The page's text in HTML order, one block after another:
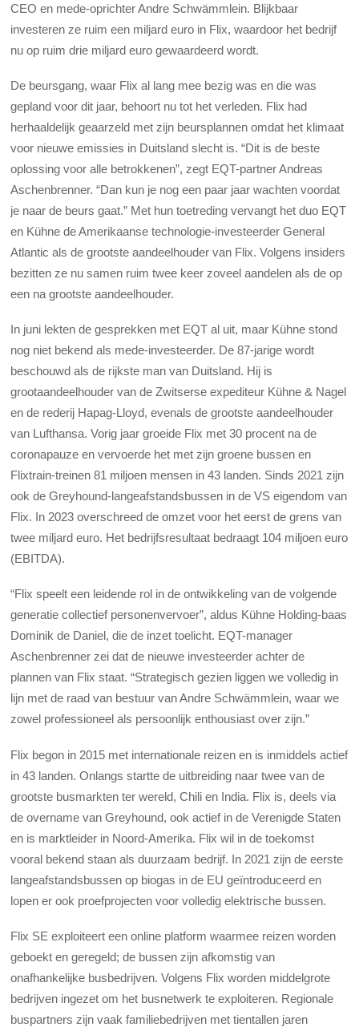
CEO en mede-oprichter Andre Schwämmlein. Blijkbaar
investeren ze ruim een miljard euro in Flix, waardoor het bedrijf
nu op ruim drie miljard euro gewaardeerd wordt.
De beursgang, waar Flix al lang mee bezig was en die was
gepland voor dit jaar, behoort nu tot het verleden. Flix had
herhaaldelijk geaarzeld met zijn beursplannen omdat het klimaat
voor nieuwe emissies in Duitsland slecht is. “Dit is de beste
oplossing voor alle betrokkenen”, zegt EQT-partner Andreas
Aschenbrenner. “Dan kun je nog een paar jaar wachten voordat
je naar de beurs gaat.” Met hun toetreding vervangt het duo EQT
en Kühne de Amerikaanse technologie-investeerder General
Atlantic als de grootste aandeelhouder van Flix. Volgens insiders
bezitten ze nu samen ruim twee keer zoveel aandelen als de op
een na grootste aandeelhouder.
In juni lekten de gesprekken met EQT al uit, maar Kühne stond
nog niet bekend als mede-investeerder. De 87-jarige wordt
beschouwd als de rijkste man van Duitsland. Hij is
grootaandeelhouder van de Zwitserse expediteur Kühne & Nagel
en de rederij Hapag-Lloyd, evenals de grootste aandeelhouder
van Lufthansa. Vorig jaar groeide Flix met 30 procent na de
coronapauze en vervoerde het met zijn groene bussen en
Flixtrain-treinen 81 miljoen mensen in 43 landen. Sinds 2021 zijn
ook de Greyhound-langeafstandsbussen in de VS eigendom van
Flix. In 2023 overschreed de omzet voor het eerst de grens van
twee miljard euro. Het bedrijfsresultaat bedraagt 104 miljoen euro
(EBITDA).
“Flix speelt een leidende rol in de ontwikkeling van de volgende
generatie collectief personenvervoer”, aldus Kühne Holding-baas
Dominik de Daniel, die de inzet toelicht. EQT-manager
Aschenbrenner zei dat de nieuwe investeerder achter de
plannen van Flix staat. “Strategisch gezien liggen we volledig in
lijn met de raad van bestuur van Andre Schwämmlein, waar we
zowel professioneel als persoonlijk enthousiast over zijn.”
Flix begon in 2015 met internationale reizen en is inmiddels actief
in 43 landen. Onlangs startte de uitbreiding naar twee van de
grootste busmarkten ter wereld, Chili en India. Flix is, deels via
de overname van Greyhound, ook actief in de Verenigde Staten
en is marktleider in Noord-Amerika. Flix wil in de toekomst
vooral bekend staan als duurzaam bedrijf. In 2021 zijn de eerste
langeafstandsbussen op biogas in de EU geïntroduceerd en
lopen er ook proefprojecten voor volledig elektrische bussen.
Flix SE exploiteert een online platform waarmee reizen worden
geboekt en geregeld; de bussen zijn afkomstig van
onafhankelijke busbedrijven. Volgens Flix worden middelgrote
bedrijven ingezet om het busnetwerk te exploiteren. Regionale
buspartners zijn vaak familiebedrijven met tientallen jaren